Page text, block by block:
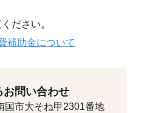
ださい。
補助金について
お問い合わせ
市大そね甲2301番地